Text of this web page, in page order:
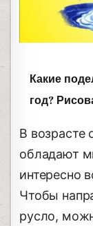
Какие
год?
В возрасте
обладают
интересно
Чтобы
русло,